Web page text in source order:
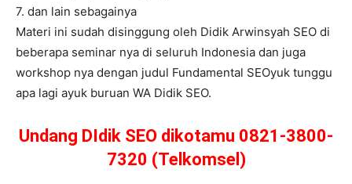
7. dan lain sebagainya
Materi ini sudah disinggung oleh Didik Arwinsyah SEO di
beberapa seminar nya di seluruh Indonesia dan juga
workshop nya dengan judul Fundamental SEOyuk tunggu
apa lagi ayuk buruan WA Didik SEO.
Undang DIdik SEO dikotamu 0821-3800-
7320 (Telkomsel)